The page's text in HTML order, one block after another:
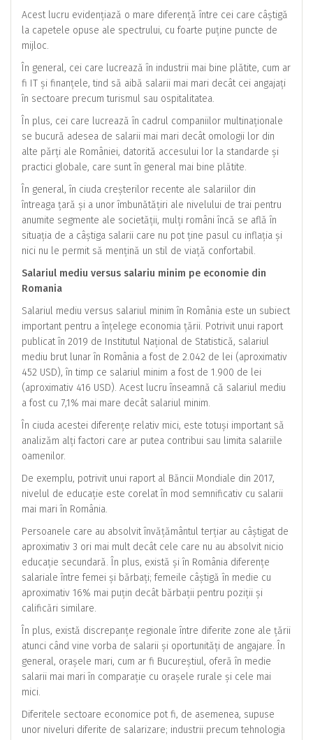
Acest lucru evidențiază o mare diferență între cei care câștigă
la capetele opuse ale spectrului, cu foarte puține puncte de
mijloc.
În general, cei care lucrează în industrii mai bine plătite, cum ar
fi IT și finanțele, tind să aibă salarii mai mari decât cei angajați
în sectoare precum turismul sau ospitalitatea.
În plus, cei care lucrează în cadrul companiilor multinaționale
se bucură adesea de salarii mai mari decât omologii lor din
alte părți ale României, datorită accesului lor la standarde și
practici globale, care sunt în general mai bine plătite.
În general, în ciuda creșterilor recente ale salariilor din
întreaga țară și a unor îmbunătățiri ale nivelului de trai pentru
anumite segmente ale societății, mulți români încă se află în
situația de a câștiga salarii care nu pot ține pasul cu inflația și
nici nu le permit să mențină un stil de viață confortabil.
Salariul mediu versus salariu minim pe economie din
Romania
Salariul mediu versus salariul minim în România este un subiect
important pentru a înțelege economia țării. Potrivit unui raport
publicat în 2019 de Institutul Național de Statistică, salariul
mediu brut lunar în România a fost de 2.042 de lei (aproximativ
452 USD), în timp ce salariul minim a fost de 1.900 de lei
(aproximativ 416 USD). Acest lucru înseamnă că salariul mediu
a fost cu 7,1% mai mare decât salariul minim.
În ciuda acestei diferențe relativ mici, este totuși important să
analizăm alți factori care ar putea contribui sau limita salariile
oamenilor.
De exemplu, potrivit unui raport al Băncii Mondiale din 2017,
nivelul de educație este corelat în mod semnificativ cu salarii
mai mari în România.
Persoanele care au absolvit învățământul terțiar au câștigat de
aproximativ 3 ori mai mult decât cele care nu au absolvit nicio
educație secundară. În plus, există și în România diferențe
salariale între femei și bărbați; femeile câștigă în medie cu
aproximativ 16% mai puțin decât bărbații pentru poziții și
calificări similare.
În plus, există discrepanțe regionale între diferite zone ale țării
atunci când vine vorba de salarii și oportunități de angajare. În
general, orașele mari, cum ar fi Bucureștiul, oferă în medie
salarii mai mari în comparație cu orașele rurale și cele mai
mici.
Diferitele sectoare economice pot fi, de asemenea, supuse
unor niveluri diferite de salarizare; industrii precum tehnologia